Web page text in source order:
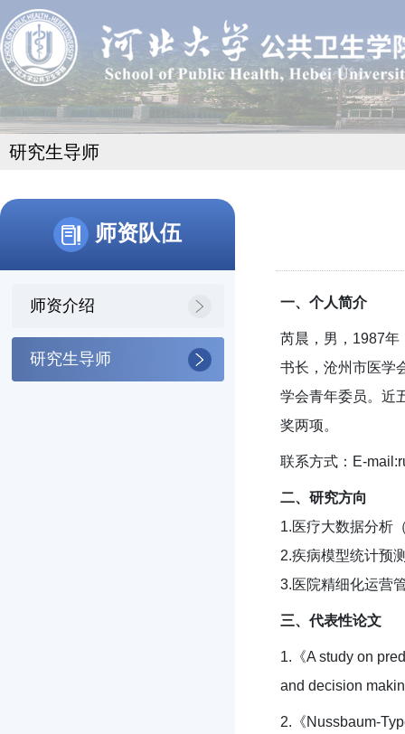
研究生导师
师资队伍
师资介绍
研究生导师
一、 个人简介
芮晨，男，1987年
书长，沧州市医学
学会青年委员。近
奖两项。
联系方式：E-
二、 研究方向
1.医疗大数据分析
2.疾病模型统计预
3.医院精细化运营
三、代表性论文
1.《A study on
and decision
2.《Nussbaum-